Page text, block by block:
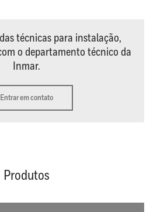
técnicas para instalação,
o departamento técnico da
Inmar.
Entrar em contato
Produtos